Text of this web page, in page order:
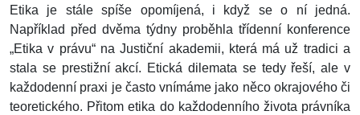
Etika je stále spíše opomíjená, i když se o ní jedná.
Například před dvěma týdny proběhla třídenní konference
„Etika v právu“ na Justiční akademii, která má už tradici a
stala se prestižní akcí. Etická dilemata se tedy řeší, ale v
každodenní praxi je často vnímáme jako něco okrajového či
teoretického. Přitom etika do každodenního života právníka